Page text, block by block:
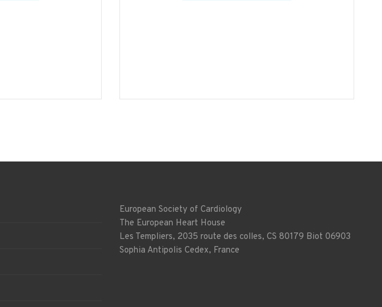
European Society of Cardiology
The European Heart House
Les Templiers, 2035 route des colles, CS 80179 Biot 06903
Sophia Antipolis Cedex, France